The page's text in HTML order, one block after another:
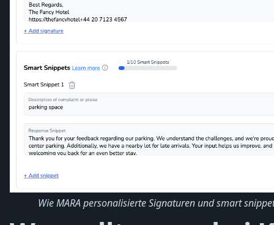
Wie MARA personalisierte Signaturen und smart